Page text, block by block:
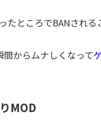
ところでBANされる
からムナしくなって
MOD